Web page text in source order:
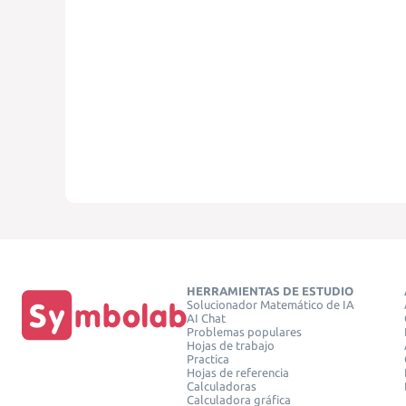
HERRAMIENTAS DE ESTUDIO
Solucionador Matemático de IA
AI Chat
Problemas populares
Hojas de trabajo
Practica
Hojas de referencia
Calculadoras
Calculadora gráfica